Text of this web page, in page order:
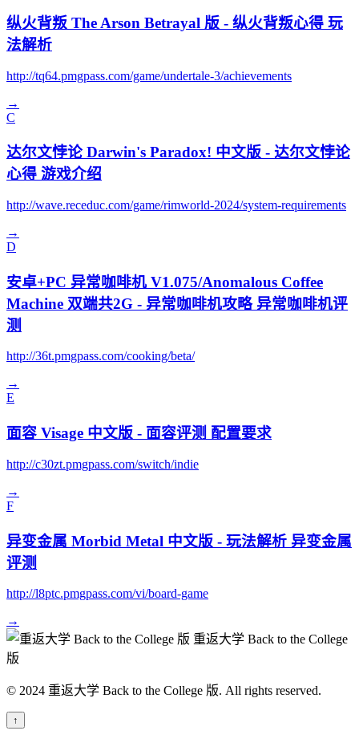
纵火背叛 The Arson Betrayal 版 - 纵火背叛心得 玩
法解析
http://tq64.pmgpass.com/game/undertale-3/achievements
→
C
达尔文悖论 Darwin's Paradox! 中文版 - 达尔文悖论
心得 游戏介绍
http://wave.receduc.com/game/rimworld-2024/system-requirements
→
D
安卓+PC 异常咖啡机 V1.075/Anomalous Coffee
Machine 双端共2G - 异常咖啡机攻略 异常咖啡机评
测
http://36t.pmgpass.com/cooking/beta/
→
E
面容 Visage 中文版 - 面容评测 配置要求
http://c30zt.pmgpass.com/switch/indie
→
F
异变金属 Morbid Metal 中文版 - 玩法解析 异变金属
评测
http://l8ptc.pmgpass.com/vi/board-game
→
重返大学 Back to the College
版
© 2024 重返大学 Back to the College 版. All rights reserved.
↑